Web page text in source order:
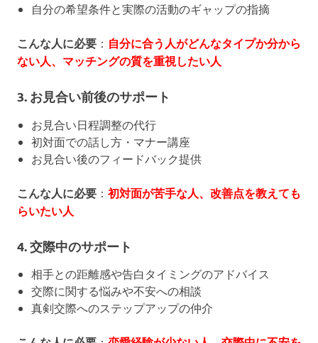
自分の希望条件と実際の活動のギャップの指摘
こんな人に必要 ： 自分に合う人がどんなタイプか分から
ない人、マッチングの質を重視したい人
3. お見合い前後のサポート
お見合い日程調整の代行
初対面での話し方・マナー講座
お見合い後のフィードバック提供
こんな人に必要 ： 初対面が苦手な人、改善点を教えても
らいたい人
4. 交際中のサポート
相手との距離感や告白タイミングのアドバイス
交際に関する悩みや不安への相談
真剣交際へのステップアップの仲介